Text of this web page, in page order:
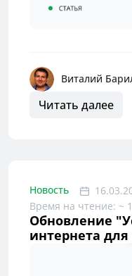
Виталий
Читать далее
Новость
Время на чтение: ~
Обновление
интернета для